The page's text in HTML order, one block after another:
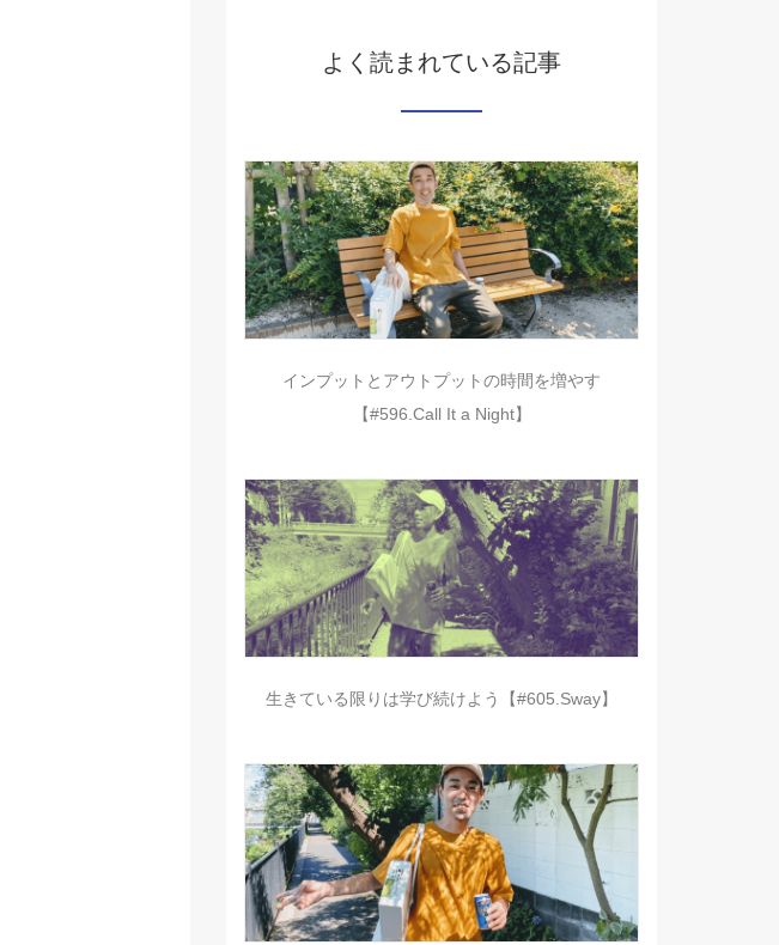
よく読まれている記事
インプットとアウトプットの時間を増やす
【#596.Call It a Night】
生きている限りは学び続けよう【#605.Sway】